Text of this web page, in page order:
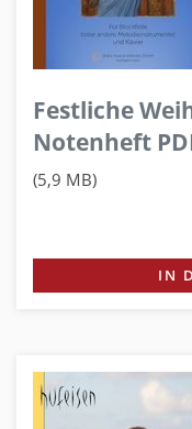
Festliche
Notenheft
(5,9 MB)
IN